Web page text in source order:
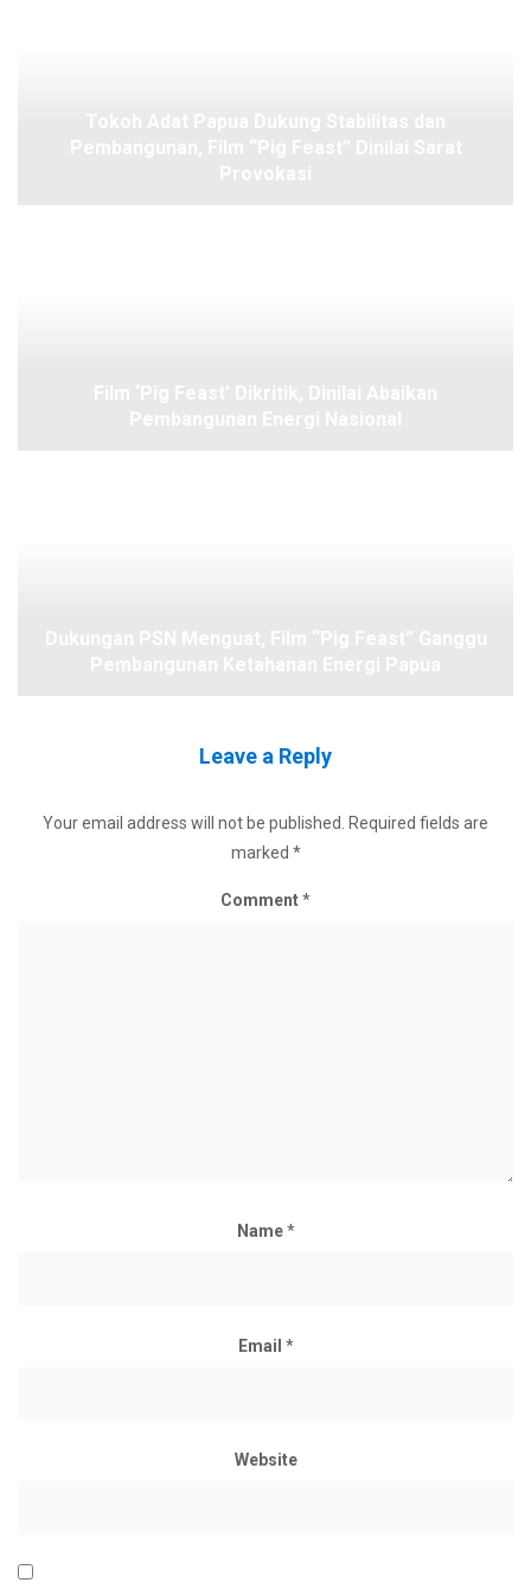
Leave a Reply
Your email address will not be published. Required fields are
marked *
Comment*
Name*
Email *
Website